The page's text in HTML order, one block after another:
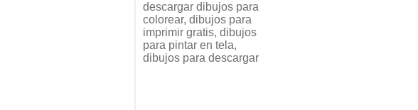
descargar dibujos para
colorear, dibujos para
imprimir gratis, dibujos
para pintar en tela,
dibujos para descargar